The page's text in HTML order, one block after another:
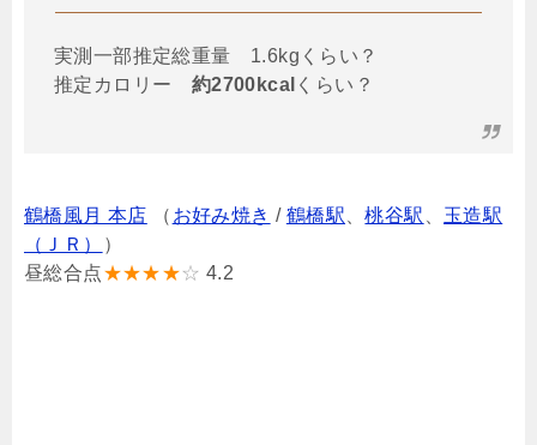
実測一部推定総重量 1.6kgくらい？
推定カロリー 約2700kcal くらい？
鶴橋風月 本店 （ お好み焼き / 鶴橋駅 、桃谷駅
玉造駅
（ＪＲ）
）
昼総合点★★★★☆ 4.2